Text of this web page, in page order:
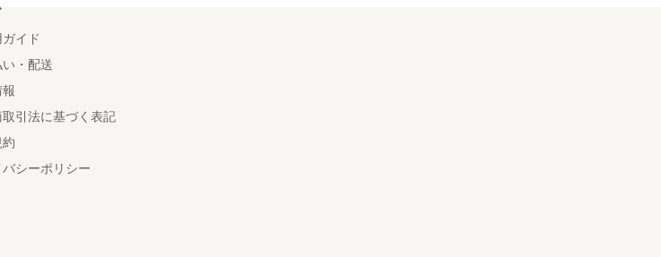
ガイド
い・配送
報
引法に基づく表記
バシーポリシー